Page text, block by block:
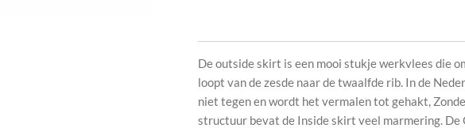
De outside skirt is een mooi stukje werkvlees die
loopt van de zesde naar de twaalfde rib. In de
niet tegen en wordt het vermalen tot gehakt,
structuur bevat de Inside skirt veel marmering.